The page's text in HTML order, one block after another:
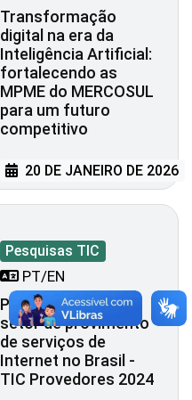
Transformação
digital na era da
Inteligência Artificial:
fortalecendo as
MPME do MERCOSUL
para um futuro
competitivo
20 DE JANEIRO DE 2026
Pesquisas TIC
PT/EN
Pesquisa sobre o
setor de provimento
de serviços de
Internet no Brasil -
TIC Provedores 2024